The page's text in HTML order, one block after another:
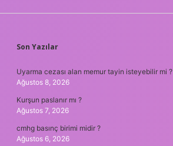
SIDEBAR
Son Yazılar
Uyarma cezası alan memur tayin isteyebilir mi ?
Ağustos 8, 2026
Kurşun paslanır mı ?
Ağustos 7, 2026
cmhg basınç birimi midir ?
Ağustos 6, 2026